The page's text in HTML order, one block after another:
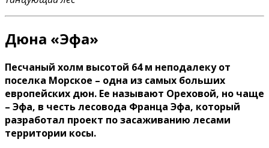
Дюна «Эфа»
Песчаный холм высотой 64 м неподалеку от
поселка Морское – одна из самых больших
европейских дюн. Ее называют Ореховой, но чаще
– Эфа, в честь лесовода Франца Эфа, который
разработал проект по засаживанию лесами
территории косы.